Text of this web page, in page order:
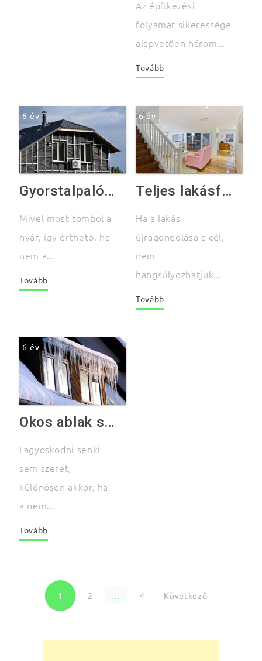
Az építkezési
folyamat sikeressége
alapvetően három...
Tovább
6 év
Gyorstalpaló kezdőknek a hőszigetelés jegyében
Mivel most tombol a
nyár, így érthető, ha
nem a...
Tovább
6 év
Teljes lakásfelújítás lépésről lépésre
Ha a lakás
újragondolása a cél,
nem
hangsúlyozhatjuk...
Tovább
6 év
Okos ablak szigetelési praktikák – 1. rész
Fagyoskodni senki
sem szeret,
különösen akkor, ha
a nem...
Tovább
1 2 … 4 Következő